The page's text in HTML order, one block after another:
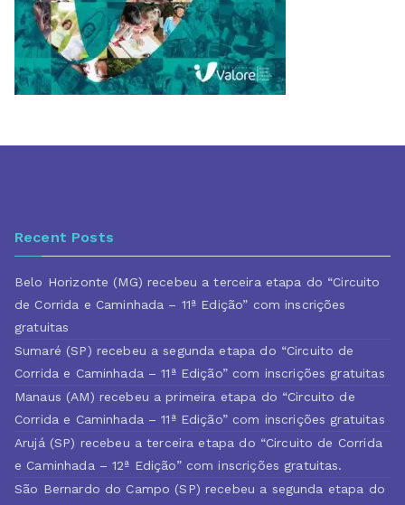
Recent Posts
Belo Horizonte (MG) recebeu a terceira etapa do “Circuito
de Corrida e Caminhada – 11ª Edição” com inscrições
gratuitas
Sumaré (SP) recebeu a segunda etapa do “Circuito de
Corrida e Caminhada – 11ª Edição” com inscrições gratuitas
Manaus (AM) recebeu a primeira etapa do “Circuito de
Corrida e Caminhada – 11ª Edição” com inscrições gratuitas
Arujá (SP) recebeu a terceira etapa do “Circuito de Corrida
e Caminhada – 12ª Edição” com inscrições gratuitas.
São Bernardo do Campo (SP) recebeu a segunda etapa do